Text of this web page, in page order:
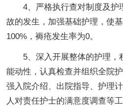
4、严格执行查对制度及护
故的发生，加强基础护理，使
100%，褥疮发生率为0。
5、深入开展整体的护理
能动性，认真检查并组织全院
强入院介绍、出院指导、护理
人对责任护士的满意度调查等